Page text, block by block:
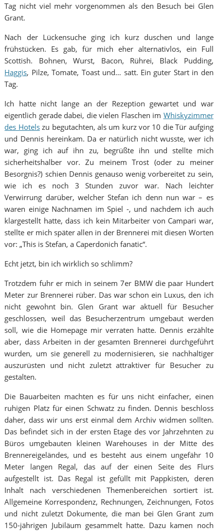
Tag nicht viel mehr vorgenommen als den Besuch bei Glen
Grant.
Nach der Lückensuche ging ich kurz duschen und lange
frühstücken. Es gab, für mich eher alternativlos, ein Full
Scottish. Bohnen, Wurst, Bacon, Rührei, Black Pudding,
Haggis, Pilze, Tomate, Toast und… satt. Ein guter Start in den
Tag.
Ich hatte nicht lange an der Rezeption gewartet und war
eigentlich gerade dabei, die vielen Flaschen im Whiskyzimmer
des Hotelszu begutachten, als um kurz vor 10 die Tür aufging
und Dennis hereinkam. Da er natürlich nicht wusste, wer ich
war, ging ich auf ihn zu, begrüßte ihn und stellte mich
sicherheitshalber vor. Zu meinem Trost (oder zu meiner
Besorgnis?) schien Dennis genauso wenig vorbereitet zu sein,
wie ich es noch 3 Stunden zuvor war. Nach leichter
Verwirrung darüber, welcher Stefan ich denn nun war – es
waren einige Nachnamen im Spiel -, und nachdem ich auch
klargestellt hatte, dass ich kein Mitarbeiter von Campari war,
stellte er mich später allen in der Brennerei mit diesen Worten
vor: „This is Stefan, a Caperdonich fanatic“.
Echt jetzt, bin ich wirklich so schlimm?
Trotzdem fuhr er mich in seinem 7er BMW die paar Hundert
Meter zur Brennerei rüber. Das war schon ein Luxus, den ich
nicht gewohnt bin. Glen Grant war aktuell für Besucher
geschlossen, weil das Besucherzentrum umgebaut werden
soll, wie die Homepage mir verraten hatte. Dennis erzählte
aber, dass Arbeiten in der gesamten Brennerei durchgeführt
wurden, um sie generell zu modernisieren, sie nachhaltiger
auszurüsten und nicht zuletzt attraktiver für Besucher zu
gestalten.
Die Bauarbeiten machten es für uns nicht einfacher, einen
ruhigen Platz für einen Schwatz zu finden. Dennis beschloss
daher, dass wir uns erst einmal dem Archiv widmen sollten.
Das befindet sich in der ersten Etage des vor Jahrzehnten zu
Büros umgebauten kleinen Warehouses in der Mitte des
Brennereigeländes, und es besteht aus einem ungefähr 10
Meter langen Regal, das auf der einen Seite des Flurs
aufgestellt ist. Das Regal ist gefüllt mit Pappkisten, deren
Inhalt nach verschiedenen Themenbereichen sortiert ist.
Allgemeine Korrespondenz, Rechnungen, Zeichnungen, Fotos
und nicht zuletzt Dokumente, die man bei Glen Grant zum
150-jährigen Jubiläum gesammelt hatte. Dazu kamen noch